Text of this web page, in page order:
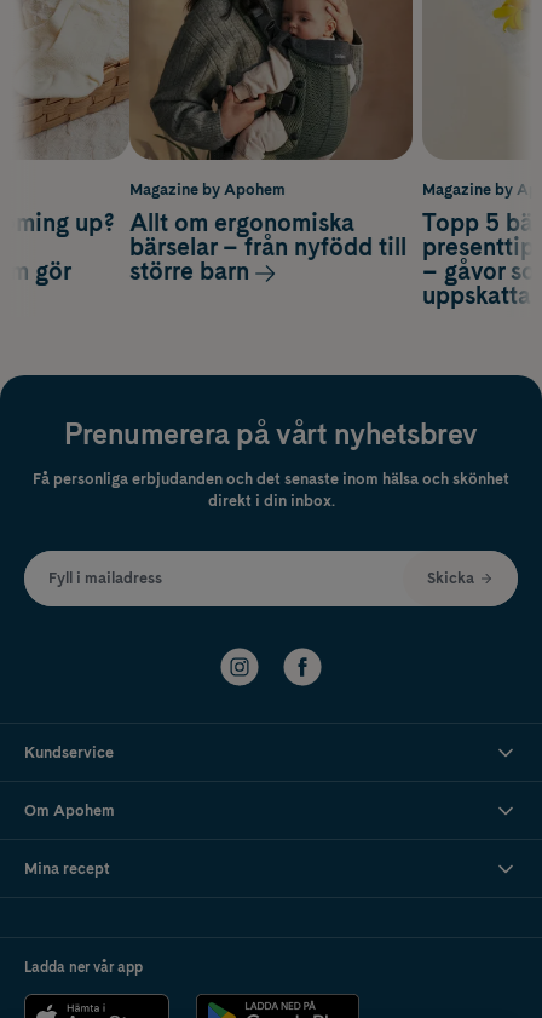
Magazine by
Topp 5
– gåvor
up?
gör
Magazine by Apohem
Allt om ergonomiska
bärselar – från nyfödd till
större barn
Prenumerera på vårt nyhetsbrev
Få personliga erbjudanden och det senaste inom hälsa och skönhet
direkt i din inbox.
Fyll i mailadress Skicka
Kundservice
Om Apohem
Mina recept
Ladda ner vår app